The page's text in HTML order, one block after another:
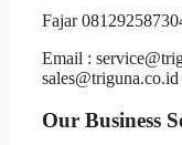
Fajar
Email :
sales@triguna.co.id
Our Business